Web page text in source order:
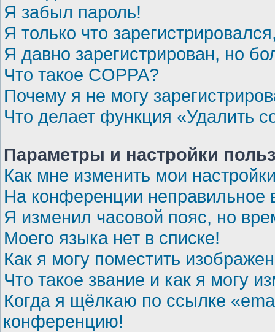
Я забыл пароль!
Я только что
Я давно зарегистрирован, но
Что такое COPPA?
Почему я не могу
Что делает функция «Удалить
Параметры и настройки
Как мне изменить мои
На конференции неправильное
Я изменил часовой пояс, но
Моего языка нет в списке!
Как я могу поместить
Что такое звание и как я могу
Когда я щёлкаю по ссылке
конференцию!